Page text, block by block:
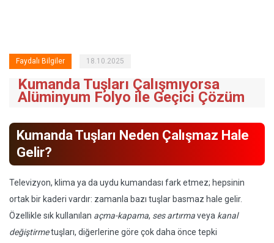
Faydalı Bilgiler 18.10.2025
Kumanda Tuşları Çalışmıyorsa
Alüminyum Folyo ile Geçici Çözüm
Kumanda Tuşları Neden Çalışmaz Hale
Gelir?
Televizyon, klima ya da uydu kumandası fark etmez; hepsinin
ortak bir kaderi vardır: zamanla bazı tuşlar basmaz hale gelir.
Özellikle sık kullanılan açma-kapama, ses artırmaveya kanal
değiştirmetuşları, diğerlerine göre çok daha önce tepki